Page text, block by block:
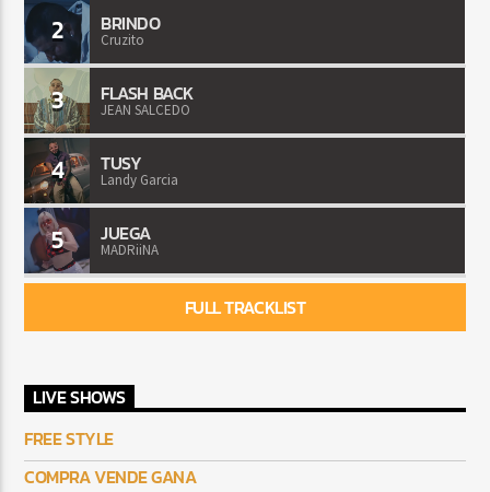
2 BRINDO
Cruzito
3 FLASH BACK
JEAN SALCEDO
4 TUSY
Landy Garcia
5 JUEGA
MADRiiNA
FULL TRACKLIST
LIVE SHOWS
FREE STYLE
COMPRA VENDE GANA